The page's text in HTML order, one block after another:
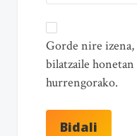
Gorde nire izena,
bilatzaile
hurrengorako.